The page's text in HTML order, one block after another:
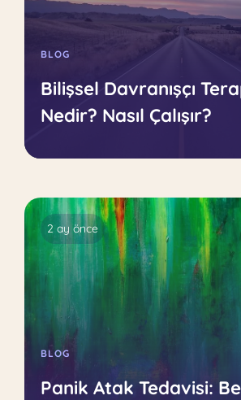
BLOG
Bilişsel Davranışçı
Nedir? Nasıl Çalışır?
2 ay önce
BLOG
Panik Atak Tedavisi: